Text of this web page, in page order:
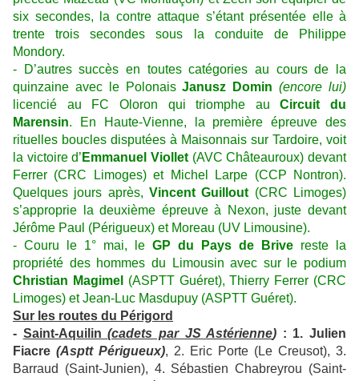
six secondes, la contre attaque s’étant présentée elle à
trente trois secondes sous la conduite de Philippe
Mondory.
- D’autres succès en toutes catégories au cours de la
quinzaine avec le PolonaisJanusz Domin (encore lui)
licencié au FC Oloron qui triomphe auCircuit du
Marensin. En Haute-Vienne, la première épreuve des
rituelles boucles disputées à Maisonnais sur Tardoire, voit
la victoire d’ Emmanuel Viollet (AVC Châteauroux) devant
Ferrer (CRC Limoges) et Michel Larpe (CCP Nontron).
Quelques jours après, Vincent Guillout (CRC Limoges)
s’approprie la deuxième épreuve à Nexon, juste devant
Jérôme Paul (Périgueux) et Moreau (UV Limousine).
- Couru le 1° mai, le GP du Pays de Brive reste la
propriété des hommes du Limousin avec sur le podium
Christian Magimel
(ASPTT Guéret), Thierry Ferrer (CRC
Limoges) et Jean-Luc Masdupuy (ASPTT Guéret).
Sur les routes du Périgord
- Saint-Aquilin(cadets par JS Astérienne) : 1. Julien
Fiacre (Asptt Périgueux), 2. Eric Porte (Le Creusot), 3.
Barraud (Saint-Junien), 4. Sébastien Chabreyrou (Saint-